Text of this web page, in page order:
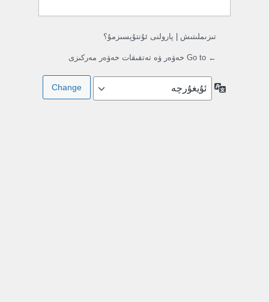
تىزىملىتىش پارولنى ئۇنتۇپسىزمۇ؟
← Go to خەۋەر ۋە تەتقىقات خەۋەر مەركىزى
تىللار